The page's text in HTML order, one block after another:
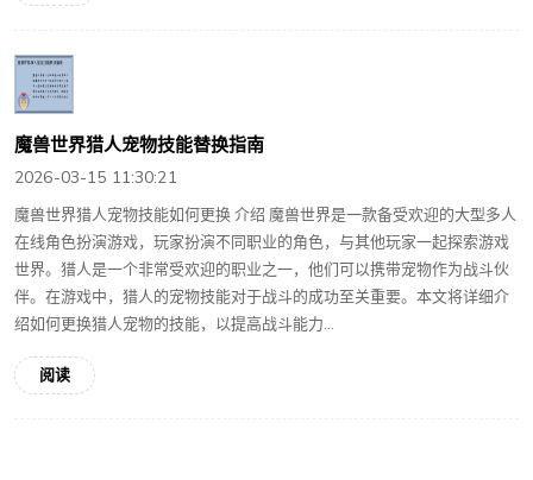
魔兽世界猎人宠物技能替换指南
2026-03-15 11:30:21
魔兽世界猎人宠物技能如何更换 介绍 魔兽世界是一款备受欢迎的大型多人
在线角色扮演游戏，玩家扮演不同职业的角色，与其他玩家一起探索游戏
世界。猎人是一个非常受欢迎的职业之一，他们可以携带宠物作为战斗伙
伴。在游戏中，猎人的宠物技能对于战斗的成功至关重要。本文将详细介
绍如何更换猎人宠物的技能，以提高战斗能力...
阅读